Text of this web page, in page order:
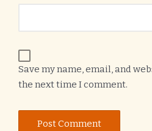
Save my name, email, and
the next time I comment.